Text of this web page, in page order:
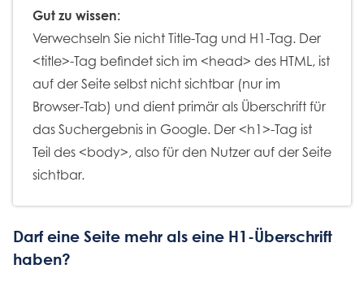
Gut zu wissen:
Verwechseln Sie nicht Title-Tag und H1-Tag. Der
<title>-Tag befindet sich im <head> des HTML, ist
auf der Seite selbst nicht sichtbar (nur im
Browser-Tab) und dient primär als Überschrift für
das Suchergebnis in Google. Der <h1>-Tag ist
Teil des <body>, also für den Nutzer auf der Seite
sichtbar.
Darf eine Seite mehr als eine H1-Überschrift
haben?